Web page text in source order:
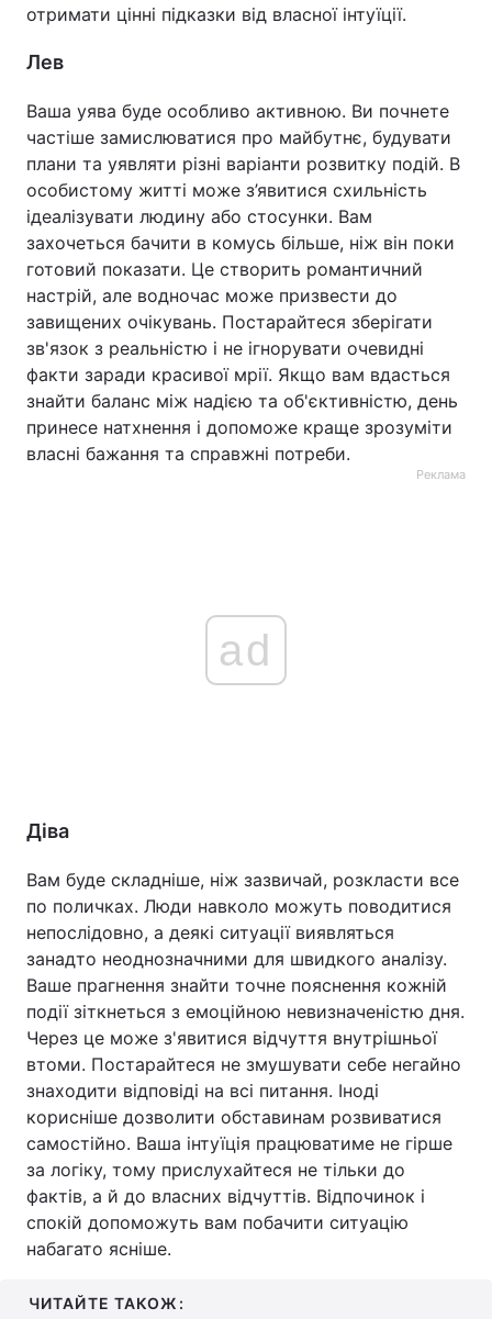
отримати цінні підказки від власної інтуїції.
Лев
Ваша уява буде особливо активною. Ви почнете
частіше замислюватися про майбутнє, будувати
плани та уявляти різні варіанти розвитку подій. В
особистому житті може з’явитися схильність
ідеалізувати людину або стосунки. Вам
захочеться бачити в комусь більше, ніж він поки
готовий показати. Це створить романтичний
настрій, але водночас може призвести до
завищених очікувань. Постарайтеся зберігати
зв'язок з реальністю і не ігнорувати очевидні
факти заради красивої мрії. Якщо вам вдасться
знайти баланс між надією та об'єктивністю, день
принесе натхнення і допоможе краще зрозуміти
власні бажання та справжні потреби.
Реклама
ad
Діва
Вам буде складніше, ніж зазвичай, розкласти все
по поличках. Люди навколо можуть поводитися
непослідовно, а деякі ситуації виявляться
занадто неоднозначними для швидкого аналізу.
Ваше прагнення знайти точне пояснення кожній
події зіткнеться з емоційною невизначеністю дня.
Через це може з'явитися відчуття внутрішньої
втоми. Постарайтеся не змушувати себе негайно
знаходити відповіді на всі питання. Іноді
корисніше дозволити обставинам розвиватися
самостійно. Ваша інтуїція працюватиме не гірше
за логіку, тому прислухайтеся не тільки до
фактів, а й до власних відчуттів. Відпочинок і
спокій допоможуть вам побачити ситуацію
набагато ясніше.
ЧИТАЙТЕ ТАКОЖ: